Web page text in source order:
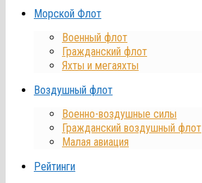
Морской Флот
Военный флот
Гражданский флот
Яхты и мегаяхты
Воздушный флот
Военно-воздушные силы
Гражданский воздушный флот
Малая авиация
Рейтинги